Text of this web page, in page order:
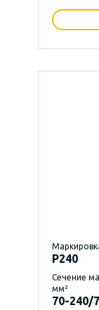
P240
Сечение
мм²
70-240/